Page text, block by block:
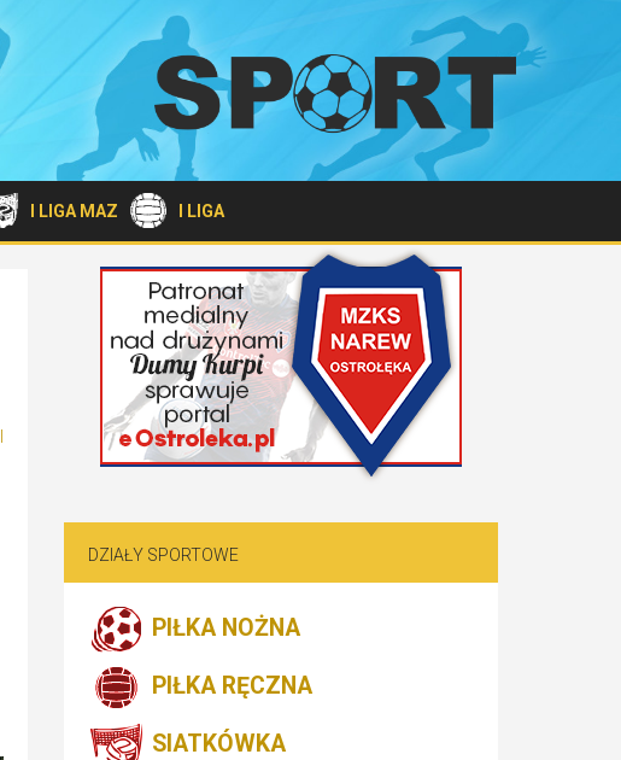
I LIGA MAZ I LIGA
DZIAŁY SPORTOWE
PIŁKA NOŻNA
PIŁKA RĘCZNA
SIATKÓWKA